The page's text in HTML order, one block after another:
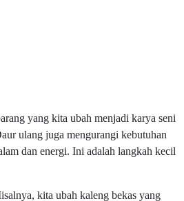
yang kita ubah menjadi karya seni
ulang juga mengurangi kebutuhan
dan energi. Ini adalah langkah kecil
kita ubah kaleng bekas yang